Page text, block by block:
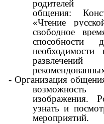
общения:
«Чтение
свободное
способности
- Организация
изображения.
узнать и
мероприятий.